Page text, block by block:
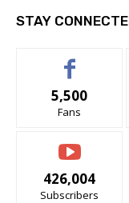
STAY
5,500
Fans
426,004
Subscribers